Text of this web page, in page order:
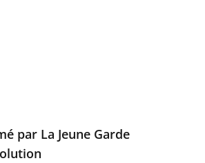
par La Jeune Garde